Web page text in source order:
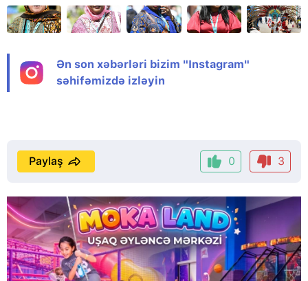
Ən son xəbərləri bizim "Instagram"
səhifəmizdə izləyin
0 3
Paylaş